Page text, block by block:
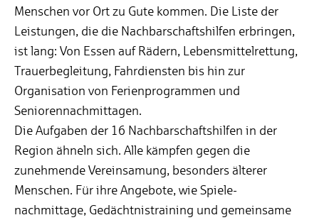
Menschen vor Ort zu Gute kommen. Die Liste der
Leistungen, die die Nachbarschaftshilfen erbringen,
ist lang: Von Essen auf Rädern, Lebensmittelrettung,
Trauerbegleitung, Fahrdiensten bis hin zur
Organisation von Ferienprogrammen und
Seniorennachmittagen.
Die Aufgaben der 16 Nachbarschaftshilfen in der
Region ähneln sich. Alle kämpfen gegen die
zunehmende Vereinsamung, besonders älterer
Menschen. Für ihre Angebote, wie Spiele-
nachmittage, Gedächtnistraining und gemeinsame